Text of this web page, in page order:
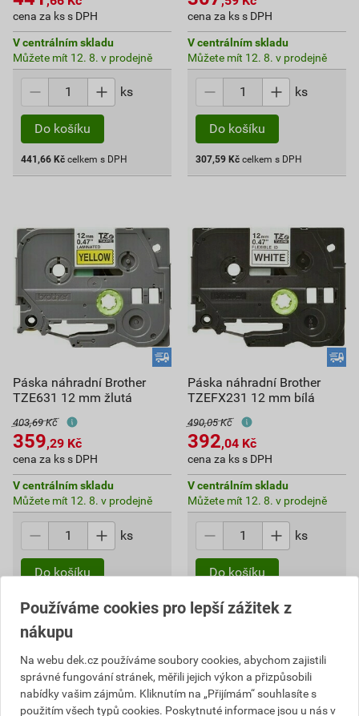
cena za ks s DPH
V centrálním skladu
Můžete mít 12. 8. v prodejně
ks
Do košíku
441,66 Kč celkem s DPH
cena za ks s DPH
V centrálním skladu
Můžete mít 12. 8. v prodejně
ks
Do košíku
307,59 Kč celkem s DPH
Páska náhradní Brother
TZE631 12 mm žlutá
403,69 Kč
359,29 Kč
cena za ks s DPH
V centrálním skladu
Můžete mít 12. 8. v prodejně
ks
Do košíku
359,29 Kč celkem s DPH
Páska náhradní Brother
TZEFX231 12 mm bílá
490,05 Kč
392,04 Kč
cena za ks s DPH
V centrálním skladu
Můžete mít 12. 8. v prodejně
ks
Do košíku
392,04 Kč celkem s DPH
Používáme cookies pro lepší zážitek z
nákupu
Na webu dek.cz používáme soubory cookies, abychom zajistili
správné fungování stránek, měřili jejich výkon a přizpůsobili
nabídky vašim zájmům. Kliknutím na „Přijímám“ souhlasíte s
použitím všech typů cookies. Poskytnuté informace jsou u nás v